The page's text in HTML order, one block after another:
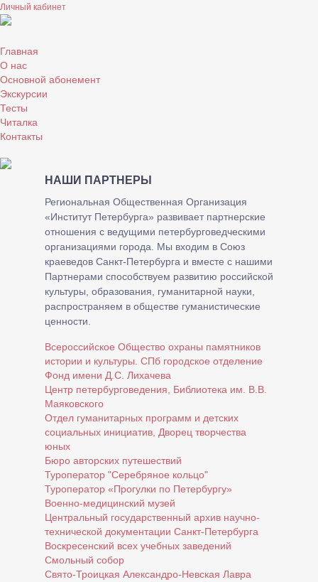
Личный кабинет
Главная
О нас
Основной абонемент
Экскурсии
Тесты
Читалка
Контакты
НАШИ ПАРТНЕРЫ
Региональная Общественная Организация
«Институт Петербурга» развивает партнерские
отношения с ведущими петербурговедческими
организациями города. Мы входим в Союз
краеведов Санкт-Петербурга и вместе с нашими
Партнерами способствуем развитию российской
культуры, образования, гуманитарной науки,
распространяем в обществе гуманистические
ценности.
Всероссийское Общество охраны памятников
истории и культуры. СПб городское отделение
Фонд имени Д.С. Лихачева
Центр петербурговедения, Библиотека им. В.В.
Маяковского
Отдел гуманитарных программ и детских
социальных инициатив, Дворец творчества
юных
Бюро авторских путешествий
Туроператор "Серебряное кольцо"
Туроператор «Прогулки по Петербургу»
Военно-медицинский музей
Центральный государственный архив научно-
технической документации Санкт-Петербурга
Воскресенский всех учебных заведений
Смольный собор
Свято-Троицкая Александро-Невская Лавра